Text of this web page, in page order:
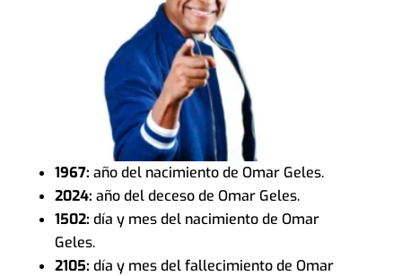
1967: año del nacimiento de Omar Geles.
2024: año del deceso de Omar Geles.
1502: día y mes del nacimiento de Omar
Geles.
2105: día y mes del fallecimiento de Omar